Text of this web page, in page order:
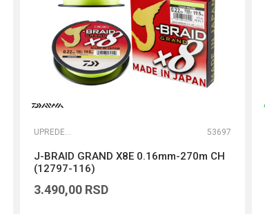
UPREDENE STRUNE 53697
J-BRAID GRAND X8E 0.16mm-270m CH
(12797-116)
3.490,00 RSD